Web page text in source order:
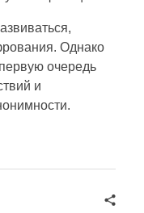
Однако
очередь
и